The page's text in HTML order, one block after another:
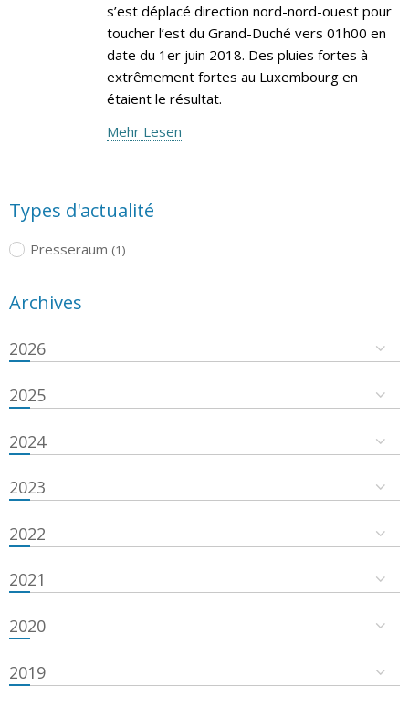
s’est déplacé direction nord-nord-ouest pour
toucher l’est du Grand-Duché vers 01h00 en
date du 1er juin 2018. Des pluies fortes à
extrêmement fortes au Luxembourg en
étaient le résultat.
Mehr Lesen
Types d'actualité
Presseraum (1)
Archives
2026
2025
2024
2023
2022
2021
2020
2019